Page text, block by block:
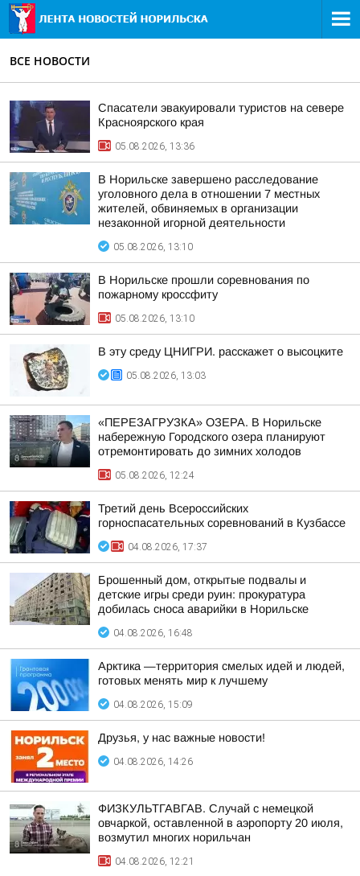
ВСЕ НОВОСТИ
Спасатели эвакуировали туристов на севере
Красноярского края
05.08.2026, 13:36
В Норильске завершено расследование
уголовного дела в отношении 7 местных
жителей, обвиняемых в организации
незаконной игорной деятельности
05.08.2026, 13:10
В Норильске прошли соревнования по
пожарному кроссфиту
05.08.2026, 13:10
В эту среду ЦНИГРИ. расскажет о высоцките
05.08.2026, 13:03
«ПЕРЕЗАГРУЗКА» ОЗЕРА. В Норильске
набережную Городского озера планируют
отремонтировать до зимних холодов
05.08.2026, 12:24
Третий день Всероссийских
горноспасательных соревнований в Кузбассе
04.08.2026, 17:37
Брошенный дом, открытые подвалы и
детские игры среди руин: прокуратура
добилась сноса аварийки в Норильске
04.08.2026, 16:48
Арктика —территория смелых идей и людей,
готовых менять мир к лучшему
04.08.2026, 15:09
Друзья, у нас важные новости!
04.08.2026, 14:26
ФИЗКУЛЬТГАВГАВ. Случай с немецкой
овчаркой, оставленной в аэропорту 20 июля,
возмутил многих норильчан
04.08.2026, 12:21